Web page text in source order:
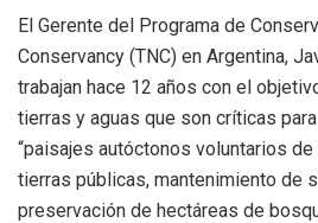
El Gerente del Programa de
Conservancy (TNC) en Argentina,
trabajan hace 12 años con el
tierras y aguas que son críticas
“paisajes autóctonos voluntarios
tierras públicas, mantenimiento de
preservación de hectáreas de